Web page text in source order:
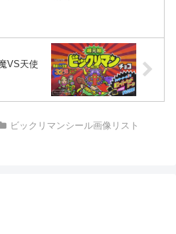
VS天使
ビックリマンシール画像リスト